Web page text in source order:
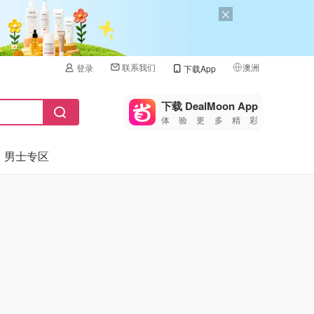
登录 联系我们 下载App 澳洲
🇺🇸
🇨🇳 中国
下载 DealMoon App
体验更多精彩
男士专区